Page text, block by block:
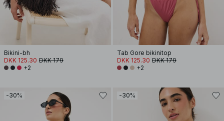
Bikini-bh
DKK 125.30 DKK 179
+2
Tab Gore bikinitop
DKK 125.30 DKK 179
+2
-30% -30%